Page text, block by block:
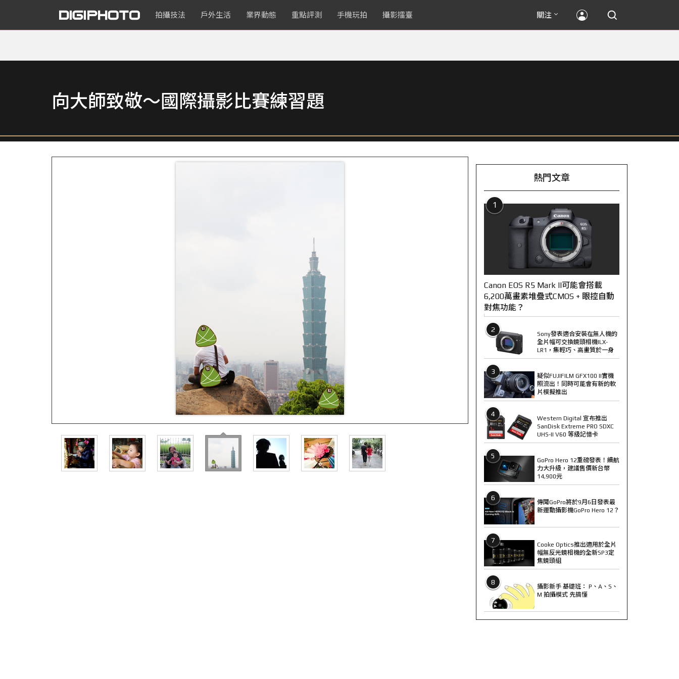
拍攝技法 戶外生活 業界動態 重點評測 手機玩拍 攝影擂臺 關注
向大師致敬～國際攝影比賽練習題
熱門文章
1
Canon EOS R5 Mark II可能會搭載
6,200萬畫素堆疊式CMOS + 眼控自動
對焦功能？
2
Sony發表適合安裝在無人機的
全片幅可交換鏡頭相機ILX-
LR1，集輕巧、高畫質於一身
3
疑似FUJIFILM GFX100 II實機
照流出！同時可能會有新的軟
片模擬推出
4
Western Digital 宣布推出
SanDisk Extreme PRO SDXC
UHS-II V60 等級記憶卡
5
GoPro Hero 12重磅發表！續航
力大升級，建議售價新台幣
14,900元
6
傳聞GoPro將於9月6日發表最
新運動攝影機GoPro Hero 12？
7
Cooke Optics推出適用於全片
幅無反光鏡相機的全新SP3定
焦鏡頭組
8
攝影新手 基礎班： P、A、S、
M 拍攝模式 先搞懂